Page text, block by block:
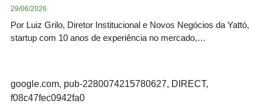
29/06/2026
Por Luiz Grilo, Diretor Institucional e Novos Negócios da Yattó,
startup com 10 anos de experiência no mercado,…
google.com, pub-2280074215780627, DIRECT,
f08c47fec0942fa0